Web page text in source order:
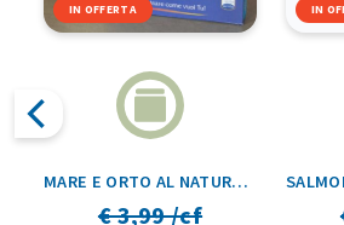
IN OFFERTA
MARE E ORTO AL NATURALE 300GR
€ 3,99 /cf
IN